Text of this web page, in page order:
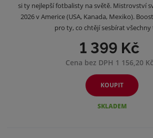
si ty nejlepší fotbalisty na světě. Mistrovství
2026 v Americe (USA, Kanada, Mexiko).
pro ty, co chtějí sesbírat
1 399 Kč
Cena bez DPH 1 156,20 Kč
KOUPIT
SKLADEM